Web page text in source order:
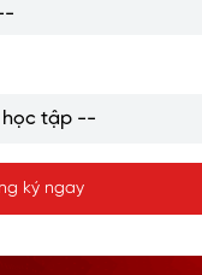
rổ bãi biển
nô
ký ngay